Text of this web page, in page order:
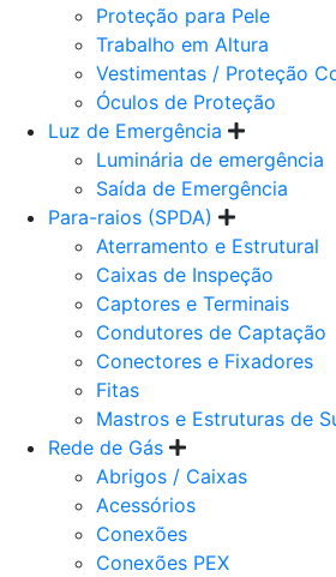
Proteção para Pele
Trabalho em Altura
Vestimentas / Proteção
Óculos de Proteção
Luz de Emergência
Luminária de emergência
Saída de Emergência
Para-raios (SPDA)
Aterramento e Estrutural
Caixas de Inspeção
Captores e Terminais
Condutores de Captação
Conectores e Fixadores
Fitas
Mastros e Estruturas de
Rede de Gás
Abrigos / Caixas
Acessórios
Conexões
Conexões PEX